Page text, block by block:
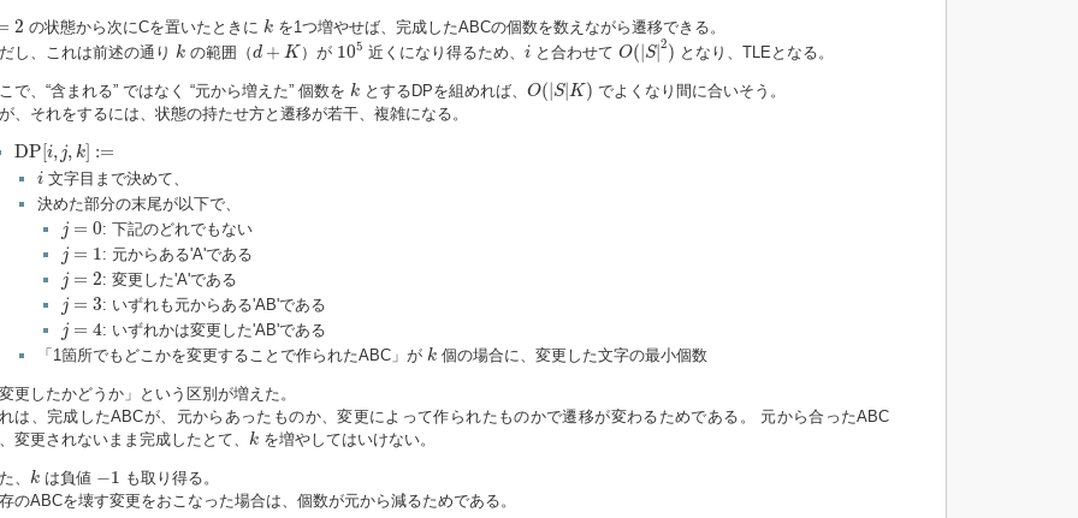
2 の状態から次にCを置いたときにk
k を1つ増やせば、完成したABCの個数を数えながら遷移できる。
し、これは前述の通り k
kの範囲（d + K
d+K ）が 105
105
近くになり得るため、 iと合わせて O(|S|2)
O(|S|2)
となり、TLEとなる。
で、“含まれる” ではなく “元から増えた” 個数を k
kとするDPを組めれば、 O(|S|K)
O(|S| K)
でよくなり間に合いそう。
、それをするには、状態の持たせ方と遷移が若干、複雑になる。
DP[i, j, k] :=
DP[i,j k :=
i 文字目まで決めて、
決めた部分の末尾が以下で、
j = 0
= : 下記のどれでもない
j = 1
j= : 元からある'A'である
j = 2
j= : 変更した'A'である
j = 3
j= : いずれも元からある'AB'である
j = 4
j=
: いずれかは変更した'AB'である
「1箇所でもどこかを変更することで作られたABC」が k
k 個の場合に、変更した文字の最小個数
変更したかどうか」という区別が増えた。
は、完成したABCが、元からあったものか、変更によって作られたものかで遷移が変わるためである。 元から合ったABC
変更されないまま完成したとて、 k
kを増やしてはいけない。
、 k
kは負値 −1
1
も取り得る。
のABCを壊す変更をおこなった場合は、個数が元から減るためである。